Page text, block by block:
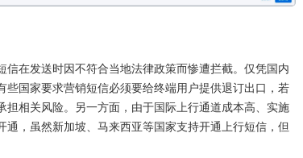
在发送时因不符合当地法律政策而惨遭拦截。仅凭国内
国家要求营销短信必须要给终端用户提供退订出口，若
相关风险。另一方面，由于国际上行通道成本高、实施
，虽然新加坡、马来西亚等国家支持开通上行短信，但